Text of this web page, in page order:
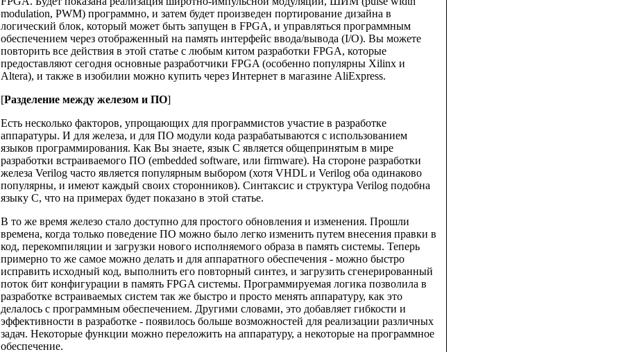
modulation, PWM) программно, и затем будет произведен портирование дизайна в
логический блок, который может быть запущен в FPGA, и управляться программным
обеспечением через отображенный на память интерфейс ввода/вывода (I/O). Вы можете
повторить все действия в этой статье с любым китом разработки FPGA, которые
предоставляют сегодня основные разработчики FPGA (особенно популярны Xilinx и
Altera), и также в изобилии можно купить через Интернет в магазине AliExpress.
[Разделение между железом и ПО]
Есть несколько факторов, упрощающих для программистов участие в разработке
аппаратуры. И для железа, и для ПО модули кода разрабатываются с использованием
языков программирования. Как Вы знаете, язык C является общепринятым в мире
разработки встраиваемого ПО (embedded software, или firmware). На стороне разработки
железа Verilog часто является популярным выбором (хотя VHDL и Verilog оба одинаково
популярны, и имеют каждый своих сторонников). Синтаксис и структура Verilog подобна
языку C, что на примерах будет показано в этой статье.
В то же время железо стало доступно для простого обновления и изменения. Прошли
времена, когда только поведение ПО можно было легко изменить путем внесения правки в
код, перекомпиляции и загрузки нового исполняемого образа в память системы. Теперь
примерно то же самое можно делать и для аппаратного обеспечения - можно быстро
исправить исходный код, выполнить его повторный синтез, и загрузить сгенерированный
поток бит конфигурации в память FPGA системы. Программируемая логика позволила в
разработке встраиваемых систем так же быстро и просто менять аппаратуру, как это
делалось с программным обеспечением. Другими словами, это добавляет гибкости и
эффективности в разработке - появилось больше возможностей для реализации различных
задач. Некоторые функции можно переложить на аппаратуру, а некоторые на программное
обеспечение.